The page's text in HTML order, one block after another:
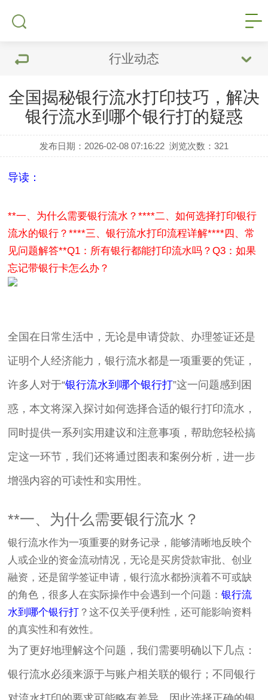
行业动态
全国揭秘银行流水打印技巧，解决
银行流水到哪个银行打的疑惑
发布日期：2026-02-08 07:16:22 浏览次数：321
导读：
**一、为什么需要银行流水？****二、如何选择打印银行
流水的银行？****三、银行流水打印流程详解****四、常
见问题解答**Q1：所有银行都能打印流水吗？Q3：如果
忘记带银行卡怎么办？
全国在日常生活中，无论是申请贷款、办理签证还是
证明个人经济能力，银行流水都是一项重要的凭证，
许多人对于“银行流水到哪个银行打”这一问题感到困
惑，本文将深入探讨如何选择合适的银行打印流水，
同时提供一系列实用建议和注意事项，帮助您轻松搞
定这一环节，我们还将通过图表和案例分析，进一步
增强内容的可读性和实用性。
**一、为什么需要银行流水？
银行流水作为一项重要的财务记录，能够清晰地反映个
人或企业的资金流动情况，无论是买房贷款审批、创业
融资，还是留学签证申请，银行流水都扮演着不可或缺
的角色，很多人在实际操作中会遇到一个问题：银行流
水到哪个银行打 ？这不仅关乎便利性，还可能影响资料
的真实性和有效性。
为了更好地理解这个问题，我们需要明确以下几点：
银行流水必须来源于与账户相关联的银行；不同银行